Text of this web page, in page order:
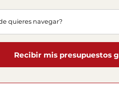
Recibir mis presupuestos